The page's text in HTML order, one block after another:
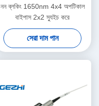
নন ব্লকিং 1650nm 4x4 অপটিকাল
বাইপাস 2x2 স্যুইচ করে
সেরা দাম পান